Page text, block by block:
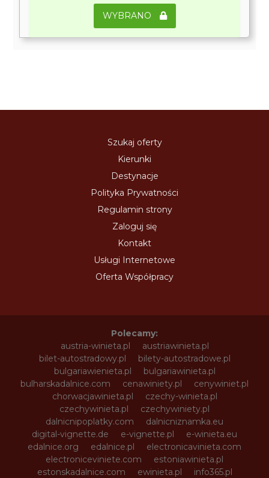
WYBRANO
Szukaj oferty
Kierunki
Destynacje
Polityka Prywatności
Regulamin strony
Zaloguj się
Kontakt
Usługi Internetowe
Oferta Współpracy
Polecamy:
austria-winieta.pl
austriawinieta.pl
bilet-autostradowy.pl
bilety-autostradowe.pl
bulgariawienieta.pl
bulgariawinieta.pl
bulharskadalnice.com
cenawiniety.pl
cenywiniet.pl
chorwacjawinieta.pl
czechy-winieta.pl
czechywinieta.pl
czechywiniety.pl
dalnicnipoplatky.com
dalnicniznamka.eu
digital-vignette.de
e-vignette.pl
e-winieta.eu
edalnice.org
edalnice.pl
electronicavinieta.com
electroniceviniete.com
estoniawinieta.pl
estonskadalnice.com
ewinieta.pl
info365.pl